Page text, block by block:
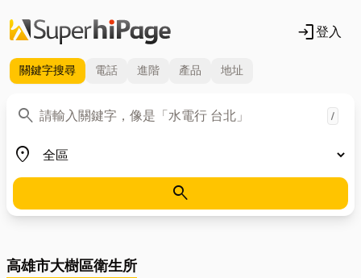
login登入
關鍵字搜尋 電話 進階 產品 地址
search
關鍵字 /
place
地區
search
高雄市大樹區衛生所